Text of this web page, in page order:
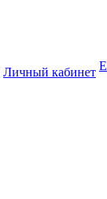
Личный кабинет